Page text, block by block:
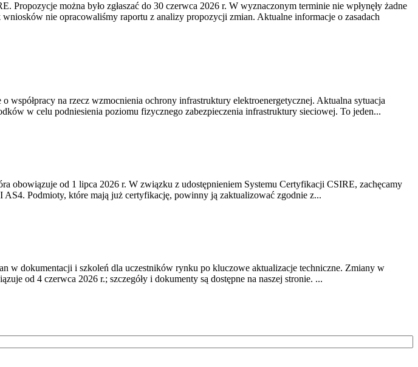
można było zgłaszać do 30 czerwca 2026 r. W wyznaczonym terminie nie wpłynęły żadne
nie opracowaliśmy raportu z analizy propozycji zmian. Aktualne informacje o zasadach
na rzecz wzmocnienia ochrony infrastruktury elektroenergetycznej. Aktualna sytuacja
w celu podniesienia poziomu fizycznego zabezpieczenia infrastruktury sieciowej. To jeden...
obowiązuje od 1 lipca 2026 r. W związku z udostępnieniem Systemu Certyfikacji CSIRE, zachęcamy
Podmioty, które mają już certyfikację, powinny ją zaktualizować zgodnie z...
w dokumentacji i szkoleń dla uczestników rynku po kluczowe aktualizacje techniczne. Zmiany w
od 4 czerwca 2026 r.; szczegóły i dokumenty są dostępne na naszej stronie. ...